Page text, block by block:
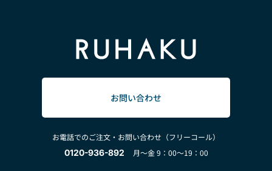
合、当社は、会員に対し随時必要な事項を通知します。
2. 前項の通知は、当サイト上に表示した時点で全ての会
会員登録について
当サイトにおいてのご購入は、「会員登録をして購入」
か「会員登録せずに購入」のどちらでも可能です。
※ログインには、会員登録時に入力したメールアドレス
およびパスワードが必要になります。
お問い合わせ
お電話でのご注文・お問い合わせ（フリーコール）
0120-936-892
月～金 9：00～19：00